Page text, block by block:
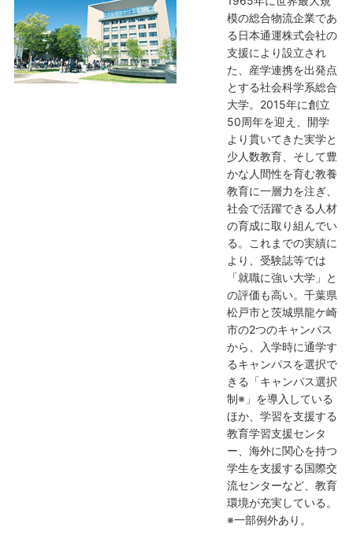
模の総合物流企業であ
る日本通運株式会社の
支援により設立され
た、産学連携を出発点
とする社会科学系総合
大学。2015年に創立
50周年を迎え、開学
より貫いてきた実学と
少人数教育、そして豊
かな人間性を育む教養
教育に一層力を注ぎ、
社会で活躍できる人材
の育成に取り組んでい
る。これまでの実績に
より、受験誌等では
「就職に強い大学」と
の評価も高い。千葉県
松戸市と茨城県龍ケ崎
市の2つのキャンパス
から、入学時に通学す
るキャンパスを選択で
きる「キャンパス選択
制※」を導入している
ほか、学習を支援する
教育学習支援センタ
ー、海外に関心を持つ
学生を支援する国際交
流センターなど、教育
環境が充実している。
※一部例外あり。